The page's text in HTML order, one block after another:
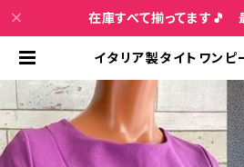
在庫すべて揃ってます🎵
イタリア製タイトワンピ
TO/リナシメント インポ
パーティードレス/ピン
(S) | インポートファッシ
リー Wish